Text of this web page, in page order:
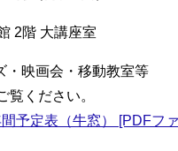
2階 大講座室
・映画会・移動教室等
ください。
予定表（牛窓） [PDFフ